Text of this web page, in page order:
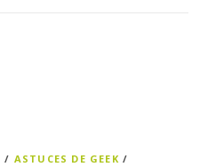
/ ASTUCES DE GEEK /